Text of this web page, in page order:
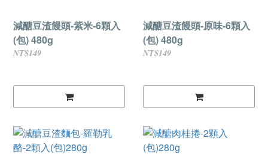
減醣豆渣饅頭-紫米-6顆入
(包) 480g
NT$149
減醣豆渣饅頭-原味-6顆入
(包) 480g
NT$149